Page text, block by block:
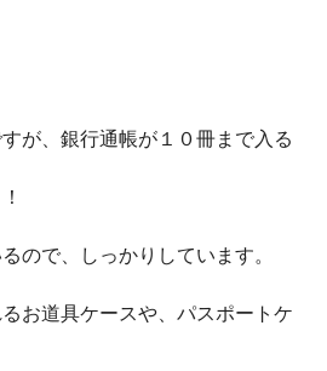
が、銀行通帳が１０冊まで入る
ので、しっかりしています。
お道具ケースや、パスポートケ